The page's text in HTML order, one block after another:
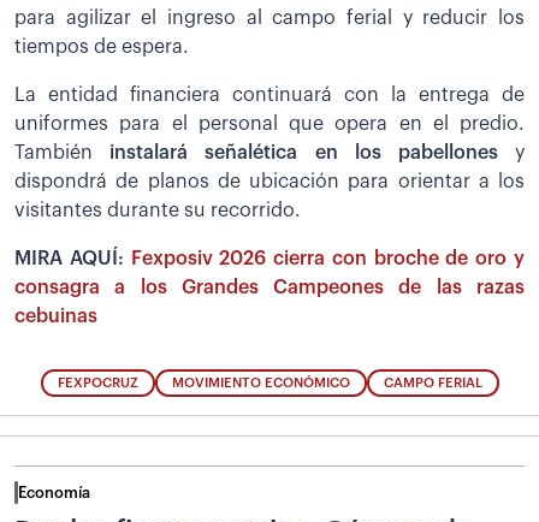
para agilizar el ingreso al campo ferial y reducir los
tiempos de espera.
La entidad financiera continuará con la entrega de
uniformes para el personal que opera en el predio.
También instalará señalética en los pabellonesy
dispondrá de planos de ubicación para orientar a los
visitantes durante su recorrido.
MIRA AQUÍ:
Fexposiv 2026 cierra con broche de oro y
consagra a los Grandes Campeones de las razas
cebuinas
FEXPOCRUZ MOVIMIENTO ECONÓMICO CAMPO FERIAL
Economía